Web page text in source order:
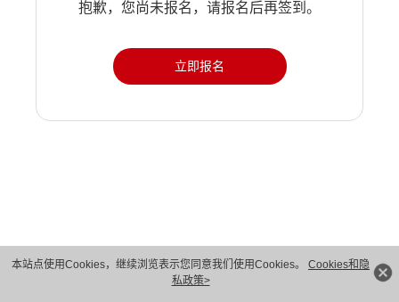
本站点使用Cookies，继续浏览表示您同意我们使用Cookies。 Cookies和隐
私政策>
抱歉，您尚未报名，请报名后再签到。
立即报名
版权所有 © 华为技术有限公司 1998-2026。 保留一切权利。粤A2-20044005号
隐私保护
法律声明